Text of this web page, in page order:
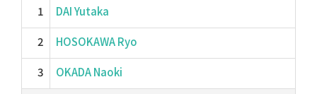
1
DAI Yutaka
2 HOSOKAWA Ryo
3 OKADA Naoki